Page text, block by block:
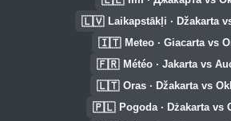
🇱🇻 Laikapstākļi · Džakarta
🇮🇹 Meteo · Giacarta vs
🇫🇷 Météo · Jakarta vs
🇱🇹 Oras · Džakarta vs
🇵🇱 Pogoda · Dżakarta vs